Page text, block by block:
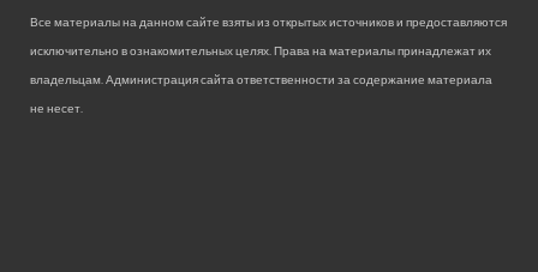
Все материалы на данном сайте взяты из открытых источников и предоставляются
исключительно в ознакомительных целях. Права на материалы принадлежат их
владельцам. Администрация сайта ответственности за содержание материала
не несет.